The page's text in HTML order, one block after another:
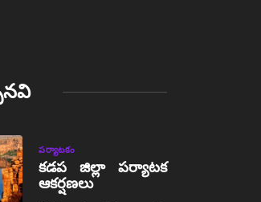
పర్యాటకం
కడప జిల్లా పర్యాటక
ఆకర్షణలు